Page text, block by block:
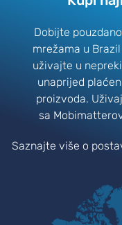
Dobijte
mrežama u
uživajte u
unaprijed
proizvoda.
sa
Saznajte više o